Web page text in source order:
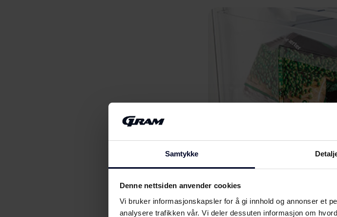
Samtykke
Denne nettsiden anvender cookies
Vi bruker informasjonskapsler for å gi innhold og annonser et
analysere trafikken vår. Vi deler dessuten informasjon om